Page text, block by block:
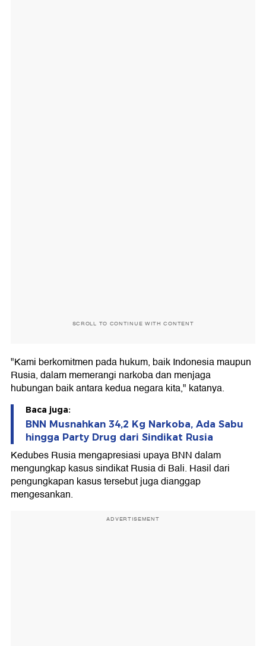
SCROLL TO CONTINUE WITH CONTENT
"Kami berkomitmen pada hukum, baik Indonesia maupun
Rusia, dalam memerangi narkoba dan menjaga
hubungan baik antara kedua negara kita," katanya.
Baca juga:
BNN Musnahkan 34,2 Kg Narkoba, Ada Sabu
hingga Party Drug dari Sindikat Rusia
Kedubes Rusia mengapresiasi upaya BNN dalam
mengungkap kasus sindikat Rusia di Bali. Hasil dari
pengungkapan kasus tersebut juga dianggap
mengesankan.
ADVERTISEMENT